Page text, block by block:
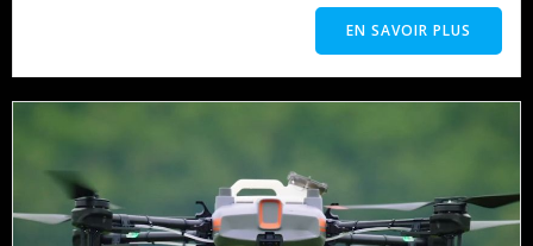
EN SAVOIR PLUS